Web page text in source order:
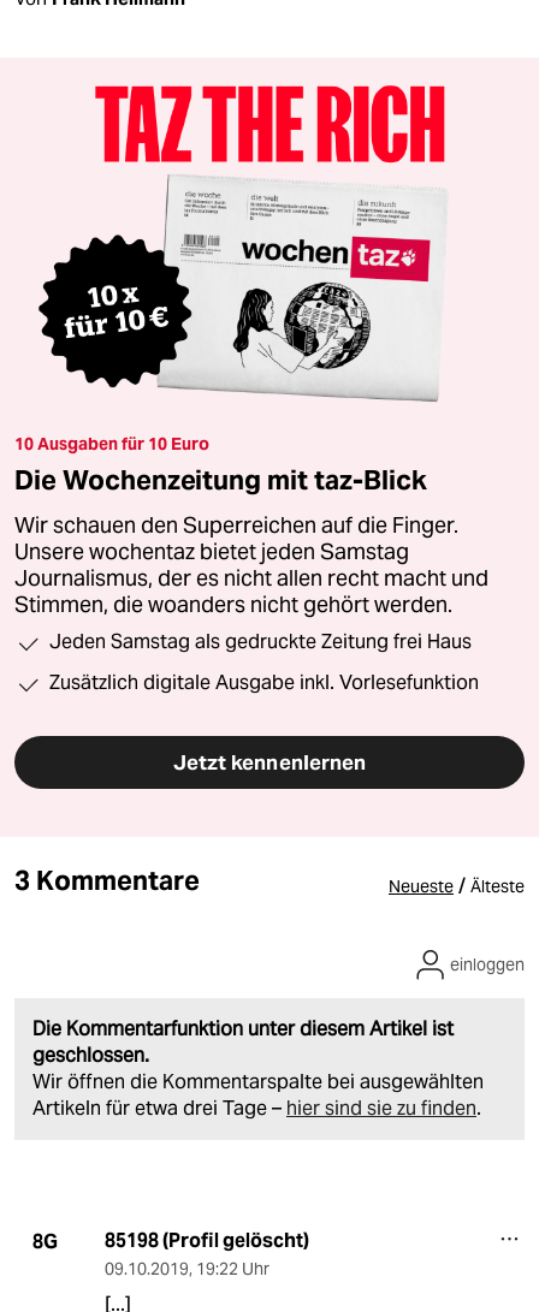
10 Ausgaben für 10 Euro
Die Wochenzeitung mit taz-Blick
Wir schauen den Superreichen auf die Finger.
Unsere wochentaz bietet jeden Samstag
Journalismus, der es nicht allen recht macht und
Stimmen, die woanders nicht gehört werden.
Jeden Samstag als gedruckte Zeitung frei Haus
Zusätzlich digitale Ausgabe inkl. Vorlesefunktion
Jetzt kennenlernen
3 Kommentare Neueste / Älteste
Die Kommentarfunktion unter diesem Artikel ist
geschlossen.
Wir öffnen die Kommentarspalte bei ausgewählten
Artikeln für etwa drei Tage – hier sind sie zu finden.
einloggen
8G 85198 (Profil gelöscht)
09.10.2019, 19:22 Uhr
[...]